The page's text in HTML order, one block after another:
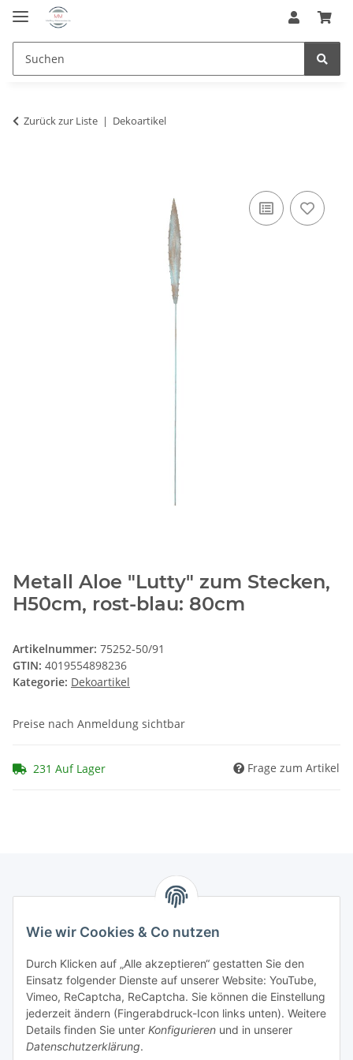
Wie wir Cookies & Co nutzen
Durch Klicken auf „Alle akzeptieren“ gestatten Sie den
Einsatz folgender Dienste auf unserer Website: YouTube,
Vimeo, ReCaptcha, ReCaptcha. Sie können die Einstellung
jederzeit ändern (Fingerabdruck-Icon links unten). Weitere
Details finden Sie unter Konfigurieren und in unserer
Datenschutzerklärung.
Zurück zur Liste Dekoartikel
Metall Aloe "Lutty" zum Stecken,
H50cm, rost-blau: 80cm
Artikelnummer: 75252-50/91
GTIN: 4019554898236
Kategorie: Dekoartikel
Preise nach Anmeldung sichtbar
231 Auf Lager Frage zum Artikel
Marmey Aktionswaren
Markus Meyer
Fritz-Wallis-Str. 13
28832 Achim
Telefon: +4915142420171
E-Mail: verkauf@marmey-aktionswaren.de
Informationen